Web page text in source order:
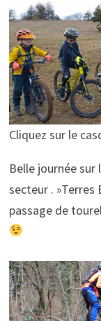
Cliquez sur le
Belle journée
secteur . »Terres
passage de